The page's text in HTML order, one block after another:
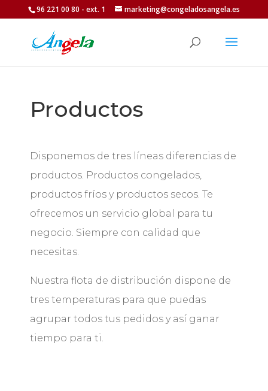
96 221 00 80 - ext. 1 marketing@congeladosangela.es
Productos
Disponemos de tres líneas diferencias de
productos. Productos congelados,
productos fríos y productos secos. Te
ofrecemos un servicio global para tu
negocio. Siempre con calidad que
necesitas.
Nuestra flota de distribución dispone de
tres temperaturas para que puedas
agrupar todos tus pedidos y así ganar
tiempo para ti.